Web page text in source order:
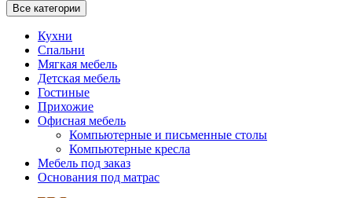
Все категории
Кухни
Спальни
Мягкая мебель
Детская мебель
Гостиные
Прихожие
Офисная мебель
Компьютерные и письменные столы
Компьютерные кресла
Мебель под заказ
Основания под матрас